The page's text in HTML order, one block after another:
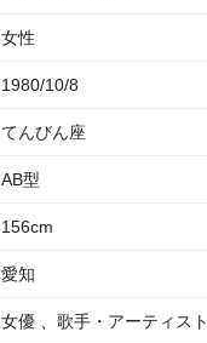
女性
1980/10/8
てんびん座
AB型
156cm
愛知
女優 、歌手・アーティスト